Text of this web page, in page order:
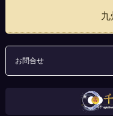
九
お問合せ